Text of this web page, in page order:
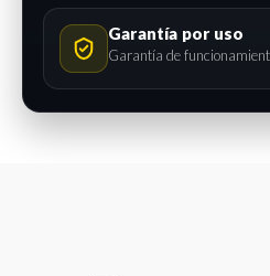
Garantía por uso
Garantía de